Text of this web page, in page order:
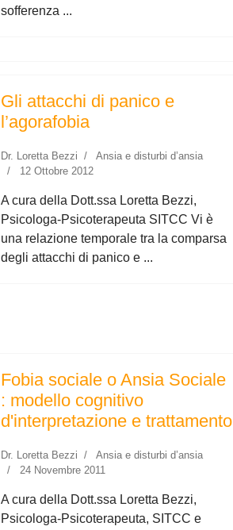
sofferenza ...
Gli attacchi di panico e
l’agorafobia
Dr. Loretta Bezzi
Ansia e disturbi d’ansia
12 Ottobre 2012
A cura della Dott.ssa Loretta Bezzi,
Psicologa-Psicoterapeuta SITCC Vi è
una relazione temporale tra la comparsa
degli attacchi di panico e ...
Fobia sociale o Ansia Sociale
: modello cognitivo
d'interpretazione e trattamento
Dr. Loretta Bezzi
Ansia e disturbi d’ansia
24 Novembre 2011
A cura della Dott.ssa Loretta Bezzi,
Psicologa-Psicoterapeuta, SITCC e